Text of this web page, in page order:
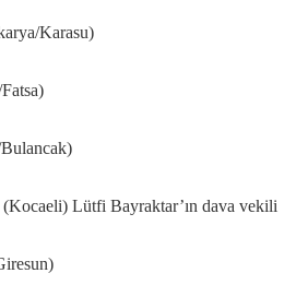
Karasu)
Lütfi Bayraktar’ın dava vekili